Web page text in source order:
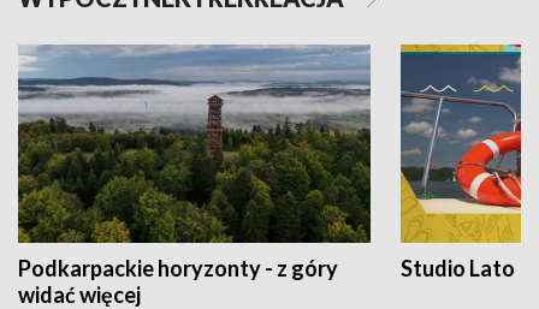
Podkarpackie horyzonty - z góry
widać więcej
Studio Lato